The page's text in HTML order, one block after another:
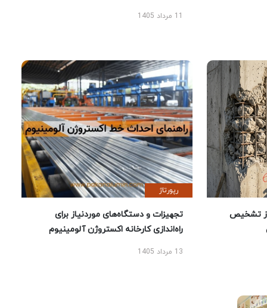
تشخیص
رپورتاژ
تجهیزات و دستگاه‌های موردنیاز برای
راه‌اندازی کارخانه اکستروژن آلومینیوم
13 مرداد 1405